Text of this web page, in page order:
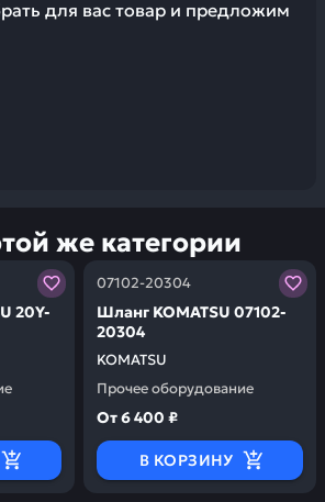
для вас товар и предложим
же категории
20Y-
у нас, вы получаете гарантию
07102-20304
KOMATSU
Шланг KOMATSU 07102-
20304
Прочее оборудование
Заказывая запчасти у
От6 400 ₽
В КОРЗИНУ